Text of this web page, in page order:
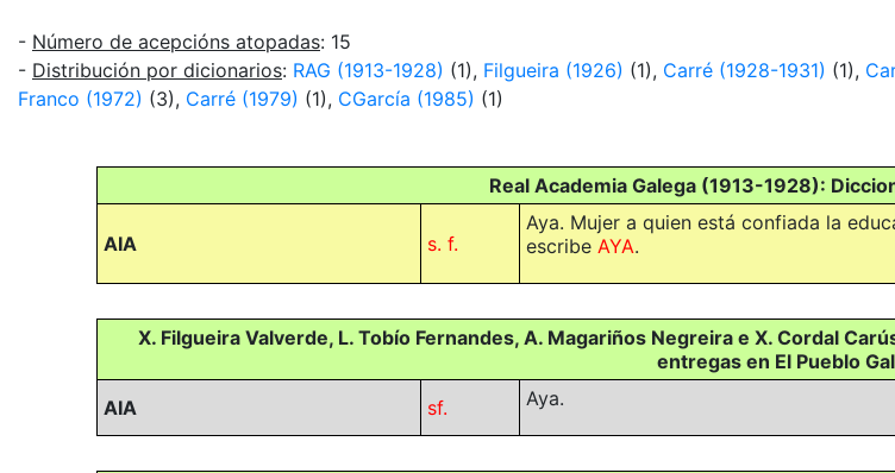
- Número de acepcións atopadas: 15
- Distribución por dicionarios: RAG (1913-1928) (1), Filgueira (1926) (1), Carré (1928-1931) (1),
Franco (1972) (3), Carré (1979) (1), CGarcía (1985) (1)
Real Academia Galega (1913-1928):
AIA s. f.
Aya. Mujer a quien está confiada la
escribe AYA.
X. Filgueira Valverde, L. Tobío Fernandes, A. Magariños Negreira e X. Cordal
entregas en El Pueblo
AIA
sf. Aya.